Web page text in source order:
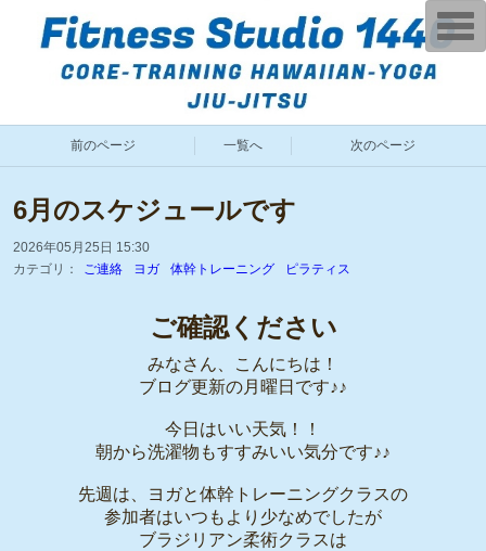
前のページ 一覧へ 次のページ
6月のスケジュールです
2026年05月25日 15:30
カテゴリ：
ご連絡 ヨガ 体幹トレーニング ピラティス
ご確認ください
みなさん、こんにちは！
ブログ更新の月曜日です♪♪
今日はいい天気！！
朝から洗濯物もすすみいい気分です♪♪
先週は、ヨガと体幹トレーニングクラスの
参加者はいつもより少なめでしたが
ブラジリアン柔術クラスは
T
o
g
i